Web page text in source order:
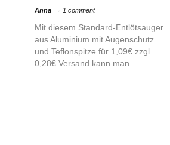
Anna 1 comment
Mit diesem Standard-Entlötsauger
aus Aluminium mit Augenschutz
und Teflonspitze für 1,09€ zzgl.
0,28€ Versand kann man ...